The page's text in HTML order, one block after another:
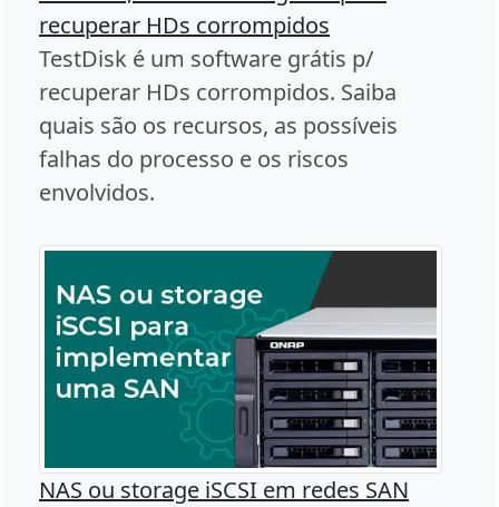
recuperar HDs corrompidos
TestDisk é um software grátis p/
recuperar HDs corrompidos. Saiba
quais são os recursos, as possíveis
falhas do processo e os riscos
envolvidos.
NAS ou storage iSCSI em redes SAN